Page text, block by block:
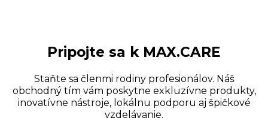
Pripojte sa k MAX.CARE
Staňte sa členmi rodiny profesionálov. Náš
obchodný tím vám poskytne exkluzívne produkty,
inovatívne nástroje, lokálnu podporu aj špičkové
vzdelávanie.